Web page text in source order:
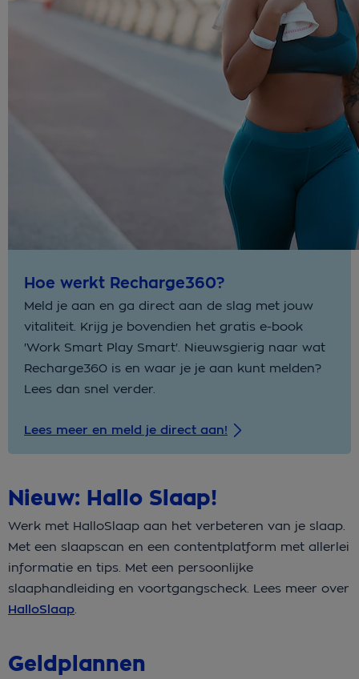
Hoe werkt Recharge360?
Meld je aan en ga direct aan de slag met jouw
vitaliteit. Krijg je bovendien het gratis e-book
'Work Smart Play Smart'. Nieuwsgierig naar wat
Recharge360 is en waar je je aan kunt melden?
Lees dan snel verder.
Lees meer en meld je direct aan!
Nieuw: Hallo Slaap!
Werk met HalloSlaap aan het verbeteren van je slaap.
Met een slaapscan en een contentplatform met allerlei
informatie en tips. Met een persoonlijke
slaaphandleiding en voortgangscheck. Lees meer over
HalloSlaap.
Geldplannen